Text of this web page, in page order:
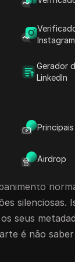
Instagram
Gerador
LinkedIn
Airdrop
e na
deixam
ou até nos
está a
A
o teu
silenciosas.
seus
é não